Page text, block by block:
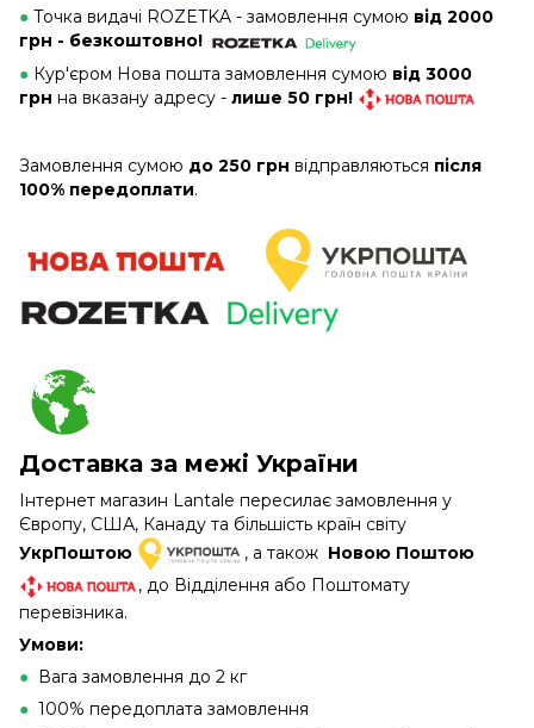
● Точка видачі ROZETKA - замовлення сумою від 2000
грн - безкоштовно!
● Кур'єром Нова пошта замовлення сумою від 3000
грн на вказану адресу - лише 50 грн!
Замовлення сумою до 250 грн відправляються після
100% передоплати.
Доставка за межі України
Інтернет магазин Lantale пересилає замовлення у
Європу, США, Канаду та більшість країн світу
УкрПоштою
, а також Новою Поштою
, до Відділення або Поштомату
перевізника.
Умови:
● Вага замовлення до 2 кг
● 100% передоплата замовлення